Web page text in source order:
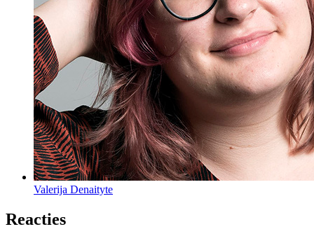
Valerija Denaityte
Reacties